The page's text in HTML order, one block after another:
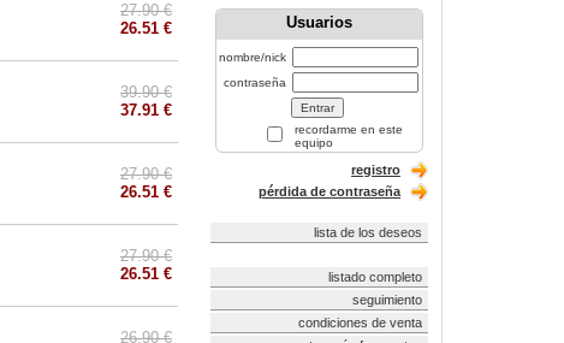
27.90 €
26.51 €
39.90 €
37.91 €
27.90 €
26.51 €
27.90 €
26.51 €
26.90 €
Usuarios
nombre/nick
contraseña
recordarme en este
equipo
registro
pérdida de contraseña
lista de los deseos
listado completo
seguimiento
condiciones de venta